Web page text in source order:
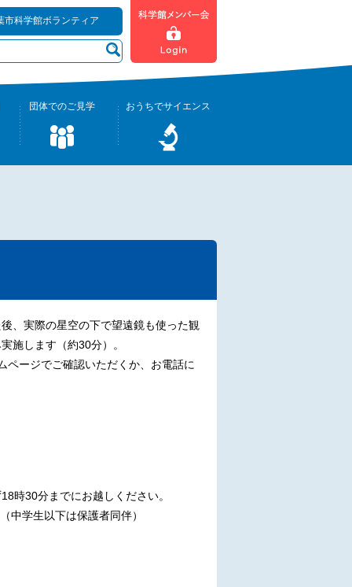
市科学館ボランティア
団体でのご見学 おうちでサイエンス
、実際の星空の下で望遠鏡も使った観
施します（約30分）。
ージでご確認いただくか、お電話に
30分までにお越しください。
学生以下は保護者同伴）